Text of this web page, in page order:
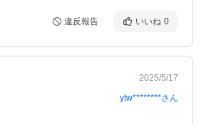
違反報告 いいね 0
2025/5/17
ytw********さん